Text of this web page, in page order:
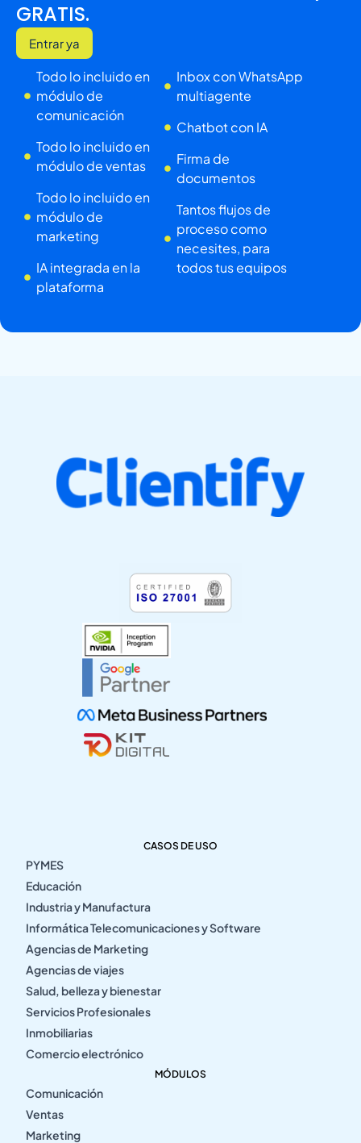
GRATIS.
Entrar ya
Todo lo incluido en
módulo de
comunicación
Todo lo incluido en
módulo de ventas
Todo lo incluido en
módulo de
marketing
IA integrada en la
plataforma
Inbox con WhatsApp
multiagente
Chatbot con IA
Firma de
documentos
Tantos flujos de
proceso como
necesites, para
todos tus equipos
CASOS DE USO
PYMES
Educación
Industria y Manufactura
Informática Telecomunicaciones y Software
Agencias de Marketing
Agencias de viajes
Salud, belleza y bienestar
Servicios Profesionales
Inmobiliarias
Comercio electrónico
MÓDULOS
Comunicación
Ventas
Marketing